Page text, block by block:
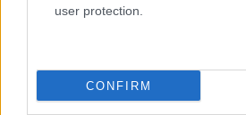
user protection.
CONFIRM
Comoda vicino al centro, non
pagamento, scarico gratuito